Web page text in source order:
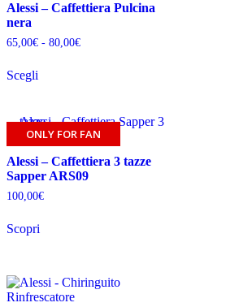
Alessi – Caffettiera Pulcina
nera
65,00€ - 80,00€
Scegli
ONLY FOR FAN
Alessi – Caffettiera 3 tazze
Sapper ARS09
100,00€
Scopri